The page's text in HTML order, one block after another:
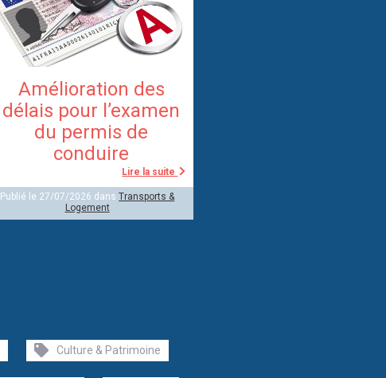
Amélioration des
délais pour l’examen
du permis de
conduire
Lire la suite
Publié le 27/07/2026 dansTransports &
Logement
Culture & Patrimoine